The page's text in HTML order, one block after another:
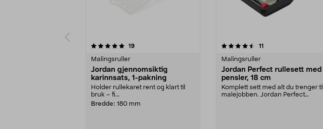
19anmeldelser
Malingsruller
Jordan gjennomsiktig
karinnsats, 1-pakning
Holder rullekaret rent og klart til
bruk – fi...
Bredde: 180 mm
4.5 av 5 stjerner 11
Malingsruller
Jordan Perfect rullesett med
pensler, 18 cm
Komplett sett med alt du trenger til
malejobben. Jordan Perfect
5.0 av 5 stjerner